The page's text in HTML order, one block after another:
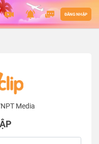
ĐĂNG NHẬP
Media